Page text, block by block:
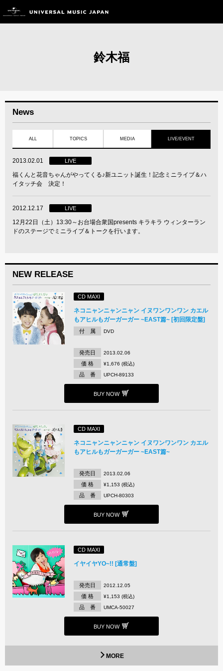
鈴木福
News
ALL TOPICS MEDIA LIVE/EVENT
2013.02.01 LIVE
福くんと花音ちゃんがやってくる♪新ユニット誕生！記念ミニライブ＆ハ
イタッチ会 決定！
2012.12.17 LIVE
12月22日（土）13:30～お台場合衆国presents キラキラ ウィンターラン
ドのステージでミニライブ＆トークを行います。
NEW RELEASE
CD MAXI
ネコニャンニャンニャン イヌワンワンワン カエル
もアヒルもガーガーガー ~EAST篇~ [初回限定盤]
付 属 DVD
発売日 2013.02.06
価 格 ¥1,676 (税込)
品 番 UPCH-89133
BUY NOW
CD MAXI
ネコニャンニャンニャン イヌワンワンワン カエル
もアヒルもガーガーガー ~EAST篇~
発売日 2013.02.06
価 格 ¥1,153 (税込)
品 番 UPCH-80303
BUY NOW
CD MAXI
イヤイヤYO~!! [通常盤]
発売日 2012.12.05
価 格 ¥1,153 (税込)
品 番 UMCA-50027
BUY NOW
MORE